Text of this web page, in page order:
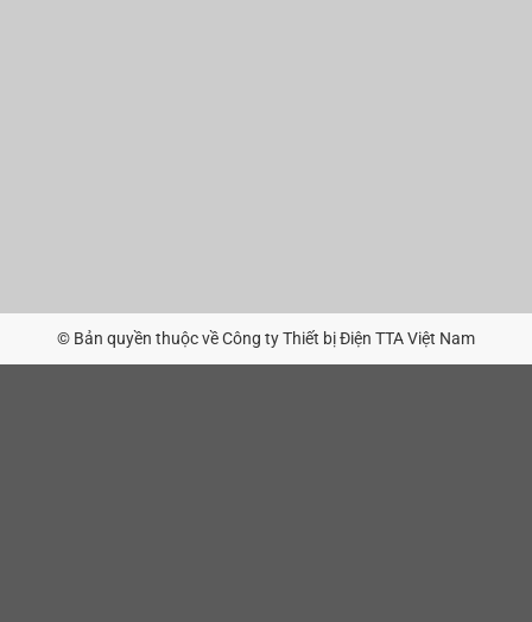
© Bản quyền thuộc về Công ty Thiết bị Điện TTA Việt Nam